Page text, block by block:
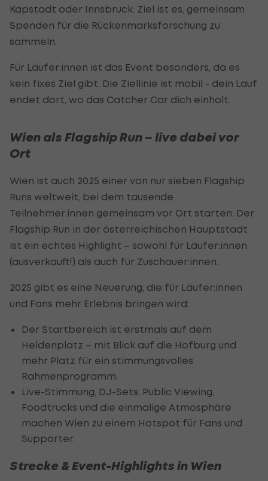
Kapstadt oder Innsbruck: Ziel ist es, gemeinsam
Spenden für die Rückenmarksforschung zu
sammeln.
Für Läufer:innen ist das Event besonders, da es
kein fixes Ziel gibt. Die Ziellinie ist mobil - dein Lauf
endet dort, wo das Catcher Car dich einholt.
Wien als Flagship Run – live dabei vor
Ort
Wien ist auch 2025 einer von nur sieben Flagship
Runs weltweit, bei dem tausende
Teilnehmer:innen gemeinsam vor Ort starten. Der
Flagship Run in der österreichischen Hauptstadt
ist ein echtes Highlight – sowohl für Läufer:innen
(ausverkauft!) als auch für Zuschauer:innen.
2025 gibt es eine Neuerung, die für Läufer:innen
und Fans mehr Erlebnis bringen wird:
Der Startbereich ist erstmals auf dem
Heldenplatz – mit Blick auf die Hofburg und
mehr Platz für ein stimmungsvolles
Rahmenprogramm.
Live-Stimmung, DJ-Sets, Public Viewing,
Foodtrucks und die einmalige Atmosphäre
machen Wien zu einem Hotspot für Fans und
Supporter.
Strecke & Event-Highlights in Wien